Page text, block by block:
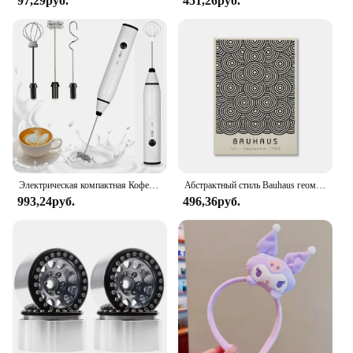
993,24руб.
Абстрактный стиль Bauhaus геометрические настенные художественные плакаты принты винтажные черные бежевые линии холст картины для современного домашнего декора
496,36руб.